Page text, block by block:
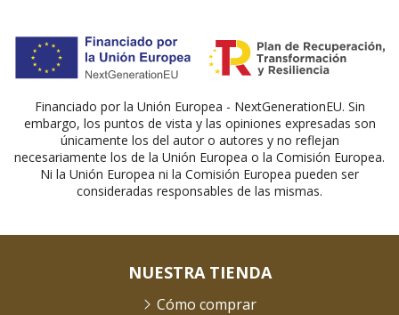
Financiado por la Unión Europea - NextGenerationEU. Sin
embargo, los puntos de vista y las opiniones expresadas son
únicamente los del autor o autores y no reflejan
necesariamente los de la Unión Europea o la Comisión Europea.
Ni la Unión Europea ni la Comisión Europea pueden ser
consideradas responsables de las mismas.
NUESTRA TIENDA
Cómo comprar